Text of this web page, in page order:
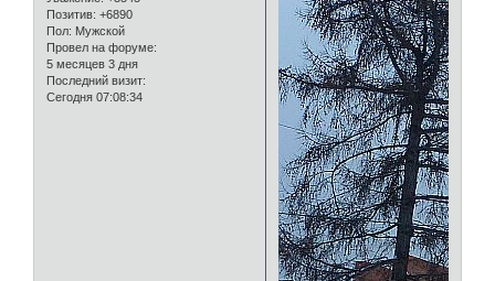
Позитив: +6890
Пол: Мужской
Провел на форуме:
5 месяцев 3 дня
Последний визит:
Сегодня 07:08:34